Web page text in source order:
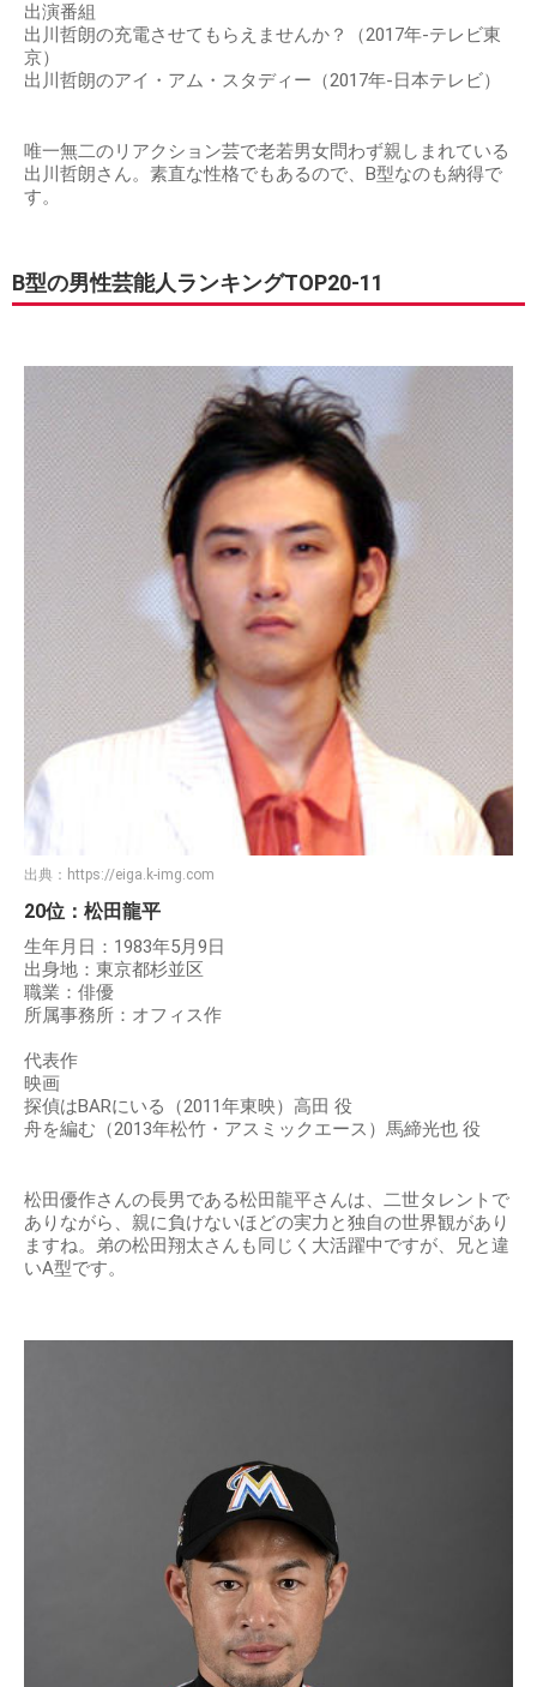
出演番組
出川哲朗の充電させてもらえませんか？（2017年-テレビ東
京）
出川哲朗のアイ・アム・スタディー（2017年-日本テレビ）
唯一無二のリアクション芸で老若男女問わず親しまれている
出川哲朗さん。素直な性格でもあるので、B型なのも納得で
す。
B型の男性芸能人ランキングTOP20-11
出典： https://eiga.k-img.com
20位：松田龍平
生年月日：1983年5月9日
出身地：東京都杉並区
職業：俳優
所属事務所：オフィス作
代表作
映画
探偵はBARにいる（2011年東映）高田 役
舟を編む（2013年松竹・アスミックエース）馬締光也 役
松田優作さんの長男である松田龍平さんは、二世タレントで
ありながら、親に負けないほどの実力と独自の世界観があり
ますね。弟の松田翔太さんも同じく大活躍中ですが、兄と違
いA型です。